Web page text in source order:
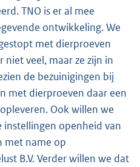
TNO is er al mee
ontwikkeling. We
met dierproeven
niet veel, maar ze zijn in
de bezuinigingen bij
met dierproeven daar een
Ook willen we
instellingen openheid van
met name op
B.V. Verder willen we dat